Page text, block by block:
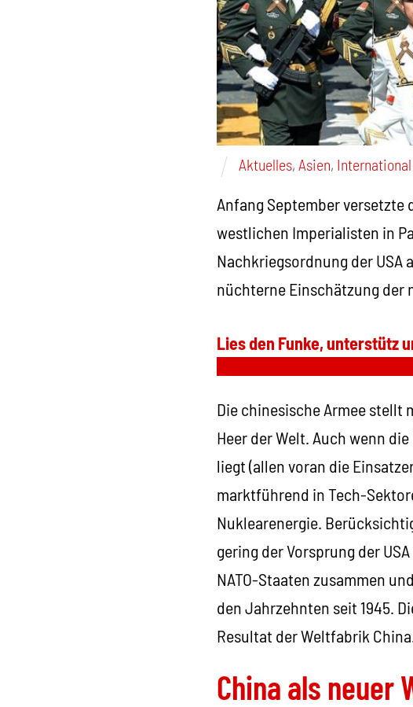
Aktuelles, Asien, International
Anfang September
westlichen Imperialisten in
Nachkriegsordnung der USA
nüchterne Einschätzung der
Lies den Funke, unterstütz
Die chinesische Armee stellt
Heer der Welt. Auch wenn
liegt (allen voran die
marktführend in Tech-
Nuklearenergie.
gering der Vorsprung der
NATO-Staaten zusammen
den Jahrzehnten seit 1945.
Resultat der Weltfabrik China.
China als neuer